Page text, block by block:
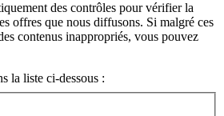
des contrôles pour vérifier la
offres que nous diffusons. Si malgré ces
contenus inappropriés, vous pouvez
la liste ci-dessous :